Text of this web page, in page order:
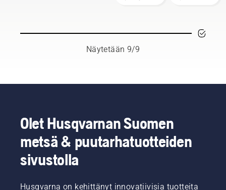
on H-
sopiva
yhdistelmä.
määrä.
Käynnistä
perusohjeita,
Näytetään 9/9
Olet Husqvarnan Suomen
metsä & puutarhatuotteiden
sivustolla
Husqvarna on kehittänyt innovatiivisia tuotteita